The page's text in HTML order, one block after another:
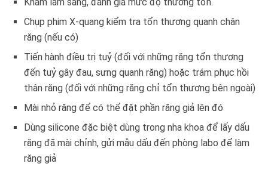
Chụp phim X-quang kiểm tra tổn thương quanh chân
răng (nếu có)
Tiến hành điều trị tuỷ (đối với những răng tổn thương
đến tuỷ gây đau, sưng quanh răng) hoặc trám phục hồi
thân răng (đối với những răng chỉ tổn thương bên ngoài)
Mài nhỏ răng để có thể đặt phần răng giả lên đó
Dùng silicone đặc biệt dùng trong nha khoa để lấy dấu
răng đã mài chỉnh, gửi mẫu dấu đến phòng labo để làm
răng giả